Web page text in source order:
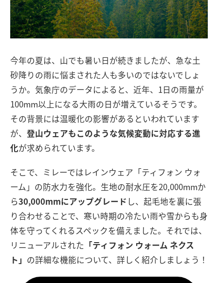
今年の夏は、山でも暑い日が続きましたが、急な土
砂降りの雨に悩まされた人も多いのではないでしょ
うか。気象庁のデータによると、近年、1日の雨量が
100mm以上になる大雨の日が増えているそうです。
その背景には温暖化の影響があるといわれています
が、 登山ウェアもこのような気候変動に対応する進
化が求められています。
そこで、ミレーではレインウェア「ティフォン ウォ
ーム」の防水力を強化。生地の耐水圧を20,000mmか
ら30,000mmにアップグレード し、起毛地を裏に張
り合わせることで、寒い時期の冷たい雨や雪からも身
体を守ってくれるスペックを備えました。それでは、
リニューアルされた 「ティフォン ウォーム ネクス
ト」 の詳細な機能について、詳しく紹介しましょう！